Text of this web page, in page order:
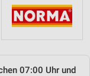
07:00 Uhr und